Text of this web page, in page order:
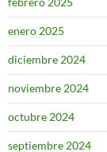
enero 2025
diciembre 2024
noviembre 2024
octubre 2024
septiembre 2024